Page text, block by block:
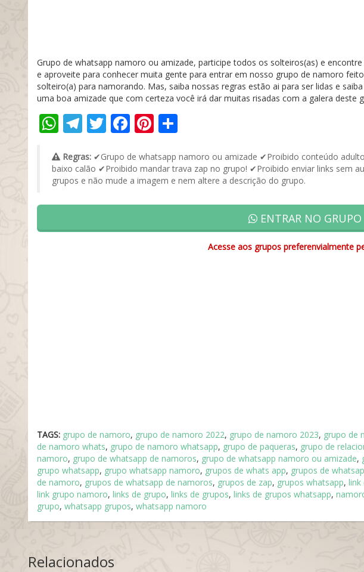
Grupo de whatsapp namoro ou amizade, participe todos os solteiros(as) e
e aproveite para conhecer muita gente para entrar em nosso grupo de namoro
solteiro(a) para namorando. Mas, saiba nossas regras estão ai para ser lidas e
uma boa amizade que com certeza você irá dar muitas risadas com a galera deste
WhatsApp
Telegram
Twitter
Facebook
Pinterest
Regras: ✔Grupo de whatsapp namoro ou amizade ✔Proibido conteúdo
baixo calão ✔Proibido mandar trava zap no grupo! ✔Proibido enviar links sem
grupos e não mude a imagem e nem altere a descrição do grupo.
ENTRAR NO GRUPO
Acesse aos grupos preferenvialmente
TAGS: grupo de namoro, grupo de namoro 2022, grupo de namoro 2023, grupo de
de namoro whats, grupo de namoro whatsapp, grupo de paqueras, grupo de
namoro, grupo de whatsapp de namoros, grupo de whatsapp namoro ou amizade,
grupo whatsapp, grupo whatsapp namoro, grupos de whats app, grupos de
de namoro, grupos de whatsapp de namoros, grupos de zap, grupos whatsapp, link
link grupo namoro, links de grupo, links de grupos, links de grupos whatsapp,
grupo, whatsapp grupos, whatsapp namoro
Relacionados